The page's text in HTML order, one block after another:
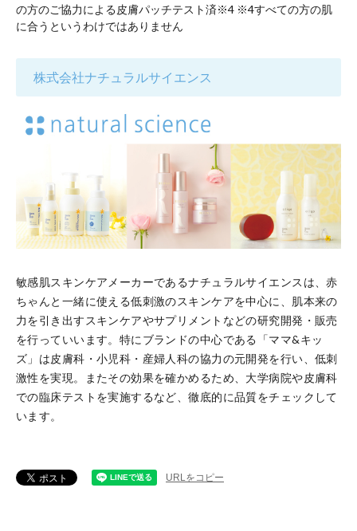
の方のご協力による皮膚パッチテスト済※4 ※4すべての方の肌
に合うというわけではありません
株式会社ナチュラルサイエンス
敏感肌スキンケアメーカーであるナチュラルサイエンスは、赤
ちゃんと一緒に使える低刺激のスキンケアを中心に、肌本来の
力を引き出すスキンケアやサプリメントなどの研究開発・販売
を行っていいます。特にブランドの中心である「ママ&キッ
ズ」は皮膚科・小児科・産婦人科の協力の元開発を行い、低刺
激性を実現。またその効果を確かめるため、大学病院や皮膚科
での臨床テストを実施するなど、徹底的に品質をチェックして
います。
URLをコピー